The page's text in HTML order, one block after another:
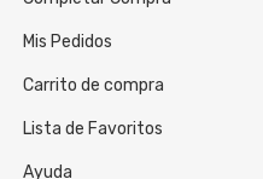
Mis Pedidos
Carrito de compra
Lista de Favoritos
Ayuda